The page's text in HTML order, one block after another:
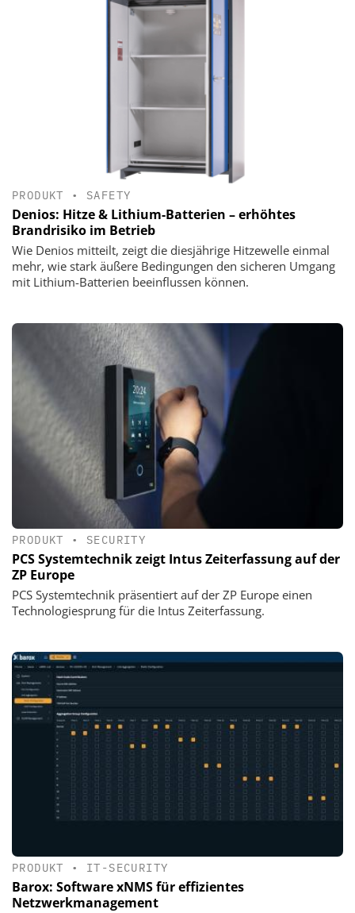
PRODUKT • SAFETY
Denios: Hitze & Lithium-Batterien – erhöhtes
Brandrisiko im Betrieb
Wie Denios mitteilt, zeigt die diesjährige Hitzewelle einmal
mehr, wie stark äußere Bedingungen den sicheren Umgang
mit Lithium-Batterien beeinflussen können.
PRODUKT • SECURITY
PCS Systemtechnik zeigt Intus Zeiterfassung auf der
ZP Europe
PCS Systemtechnik präsentiert auf der ZP Europe einen
Technologiesprung für die Intus Zeiterfassung.
PRODUKT • IT-SECURITY
Barox: Software xNMS für effizientes
Netzwerkmanagement